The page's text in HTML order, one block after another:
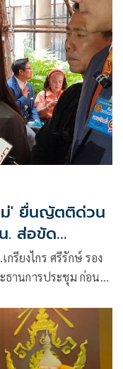
ม่' ยื่นญัตติด่วน
. ส่อขัด
รียงไกร ศรีรักษ์ รอง
านการประชุม ก่อน